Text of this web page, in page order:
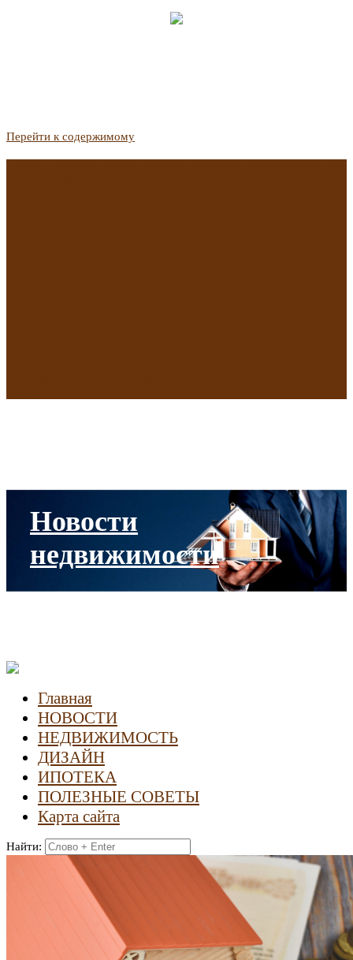
Перейти к содержимому
Новости
недвижимости
Главная
НОВОСТИ
НЕДВИЖИМОСТЬ
ДИЗАЙН
ИПОТЕКА
ПОЛЕЗНЫЕ СОВЕТЫ
Карта сайта
Найти: